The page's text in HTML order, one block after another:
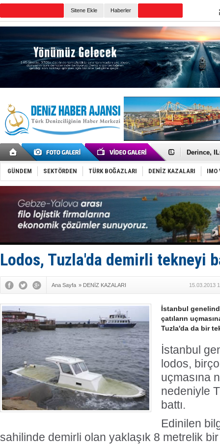
Sitene Ekle Haberler
Yüzyıl
Derince,
Tüpraş,
İTU AUV,
LNG
PROYAD,
Türkiye-
Türk
Deniz
DÖDER,
Fairline,
Baltık
Limana
GÜNDEM SEKTÖRDEN TÜRK BOĞAZLARI DENİZ KAZALARI IMO
Lodos, Tuzla'da demirli tekneyi
Ana Sayfa » DENİZ KAZALARI 15.03.2013
İstanbul
çatıların
Tuzla'da da bir
İstanbul
lodos,
uçmasına
nedeniyle
battı.
Edinilen
sahilinde demirli olan yaklaşık 8 metrelik